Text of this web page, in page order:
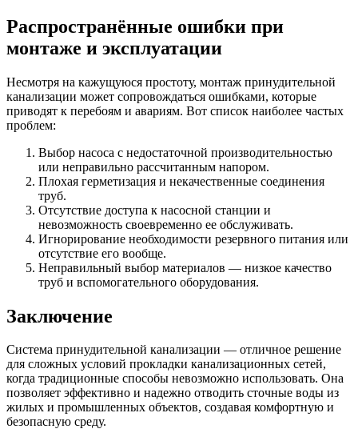
Распространённые ошибки при
монтаже и эксплуатации
Несмотря на кажущуюся простоту, монтаж принудительной
канализации может сопровождаться ошибками, которые
приводят к перебоям и авариям. Вот список наиболее частых
проблем:
Выбор насоса с недостаточной производительностью
или неправильно рассчитанным напором.
Плохая герметизация и некачественные соединения
труб.
Отсутствие доступа к насосной станции и
невозможность своевременно ее обслуживать.
Игнорирование необходимости резервного питания или
отсутствие его вообще.
Неправильный выбор материалов — низкое качество
труб и вспомогательного оборудования.
Заключение
Система принудительной канализации — отличное решение
для сложных условий прокладки канализационных сетей,
когда традиционные способы невозможно использовать. Она
позволяет эффективно и надежно отводить сточные воды из
жилых и промышленных объектов, создавая комфортную и
безопасную среду.